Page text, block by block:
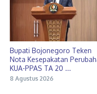
Bupati Bojonegoro Teken
Nota Kesepakatan
KUA-PPAS TA 20 ...
8 Agustus 2026